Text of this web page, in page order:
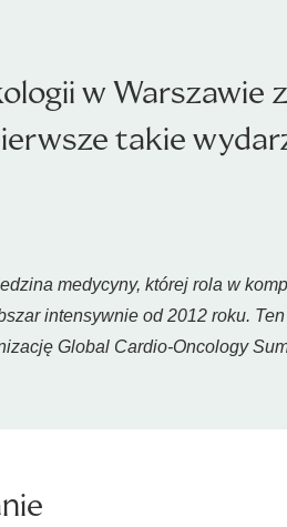
w Warszawie
takie
medycyny, której rola w
intensywnie od 2012 roku.
Global Cardio-Oncology